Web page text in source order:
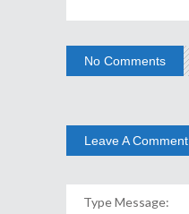
No Comments
Leave A Comment